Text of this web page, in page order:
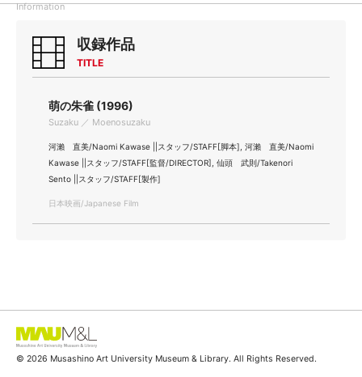
Information
収録作品
TITLE
萌の朱雀 (1996)
Suzaku ／ Moenosuzaku
河瀨 直美/Naomi Kawase ||スタッフ/STAFF[脚本], 河瀨 直美/Naomi
Kawase ||スタッフ/STAFF[監督/DIRECTOR], 仙頭 武則/Takenori
Sento ||スタッフ/STAFF[製作]
日本映画/Japanese Film
© 2026 Musashino Art University Museum & Library. All Rights Reserved.